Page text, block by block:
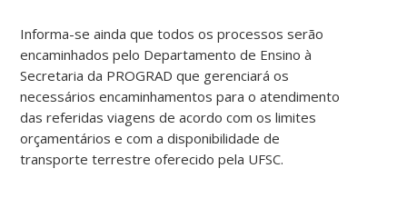
Informa-se ainda que todos os processos serão
encaminhados pelo Departamento de Ensino à
Secretaria da PROGRAD que gerenciará os
necessários encaminhamentos para o atendimento
das referidas viagens de acordo com os limites
orçamentários e com a disponibilidade de
transporte terrestre oferecido pela UFSC.